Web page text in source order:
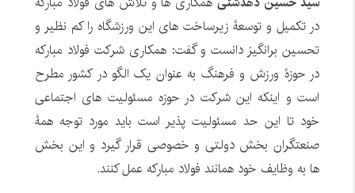
در تکمیل و توسعۀ زیرساخت های این ورزشگاه را کم نظیر و
تحسین برانگیز دانست و گفت: همکاری شرکت فولاد مبارکه
در حوزۀ ورزش و فرهنگ به عنوان یک الگو در کشور مطرح
است و اینکه این شرکت در حوزه مسئولیت های اجتماعی
خود تا این حد مسئولیت پذیر است باید مورد توجه همۀ
صنعتگران بخش دولتی و خصوصی قرار گیرد و این بخش
ها به وظایف خود همانند فولاد مبارکه عمل کنند.